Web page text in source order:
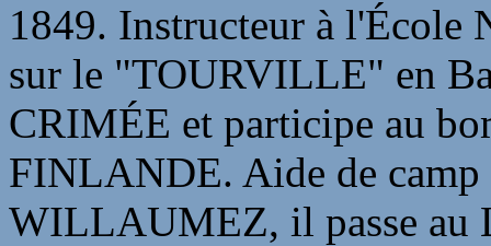
1849. Instructeur à l'École
sur le "TOURVILLE" en
CRIMÉE et participe au
FINLANDE. Aide de
WILLAUMEZ, il passe au